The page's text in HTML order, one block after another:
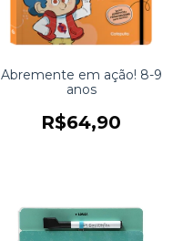
Abremente em ação! 8-9
anos
R$64,90